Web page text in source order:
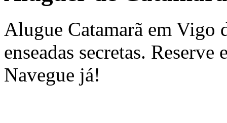
Alugue Catamarã em Vigo
enseadas secretas.
Navegue já!